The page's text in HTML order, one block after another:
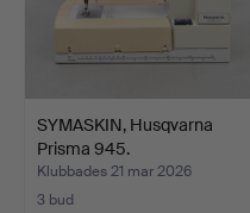
SYMASKIN, Husqvarna
Prisma 945.
Klubbades 21 mar 2026
3 bud